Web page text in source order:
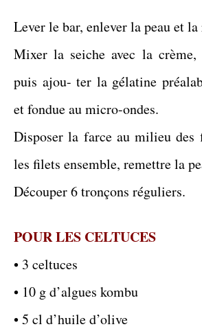
Lever le bar, enlever la peau et la
Mixer la seiche avec la crème,
puis ajou- ter la gélatine
et fondue au micro-ondes.
Disposer la farce au milieu
les filets ensemble, remettre la
Découper 6 tronçons réguliers.
POUR LES CELTUCES
• 3 celtuces
• 10 g d’algues kombu
• 5 cl d’huile d’olive